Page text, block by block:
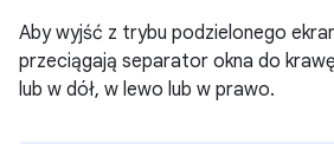
Aby wyjść z trybu podzielonego
przeciągają separator okna do
lub w dół, w lewo lub w prawo.